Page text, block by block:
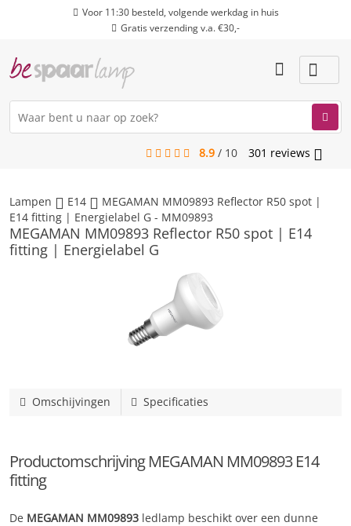
Voor 11:30 besteld, volgende werkdag in huis
Gratis verzending v.a. €30,-
8.9 / 10 301 reviews
Lampen E14
MEGAMAN MM09893 Reflector R50 spot |
E14 fitting | Energielabel G - MM09893
MEGAMAN MM09893 Reflector R50 spot | E14
fitting | Energielabel G
Omschijvingen Specificaties
Productomschrijving MEGAMAN MM09893 E14
fitting
De MEGAMAN MM09893 ledlamp beschikt over een dunne